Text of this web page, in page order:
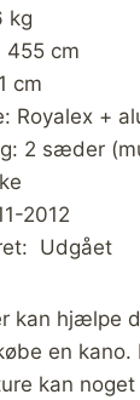
kg
cm
cm
Royalex +
2 sæder
2012
Udgået
kan hjælpe
en kano.
kan